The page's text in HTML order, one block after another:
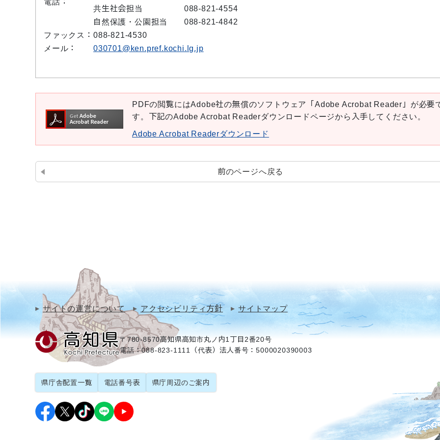
電話：
共生社会担当 088-821-4554
自然保護・公園担当 088-821-4842
ファックス： 088-821-4530
メール：
030701@ken.pref.kochi.lg.jp
PDFの閲覧にはAdobe社の無償のソフトウェア「Adobe Acrobat Reader」が必要
す。下記のAdobe Acrobat Readerダウンロードページから入手してください。
Adobe Acrobat Readerダウンロード
前のページへ戻る
サイトの運営について アクセシビリティ方針 サイトマップ
〒780-8570高知県高知市丸ノ内1丁目2番20号
電話：088-823-1111（代表）法人番号：5000020390003
県庁舎配置一覧 電話番号表 県庁周辺のご案内